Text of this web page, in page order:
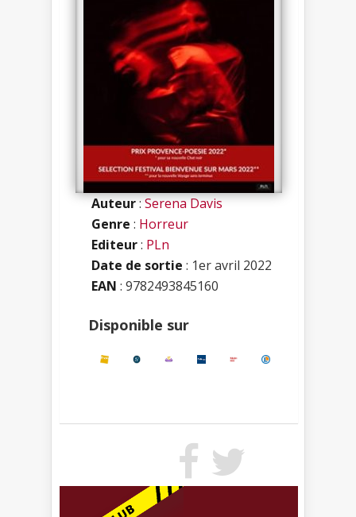
Auteur:Serena Davis
Genre : Horreur
Editeur: PLn
Date de sortie : 1er avril 2022
EAN : 9782493845160
Disponible sur